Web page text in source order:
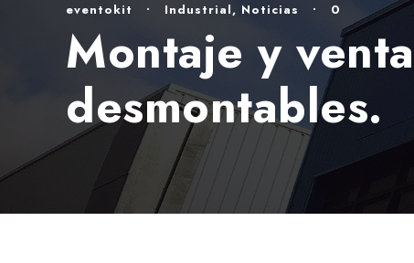
eventokit • Industrial, Noticias • 0
Montaje y
desmontables.